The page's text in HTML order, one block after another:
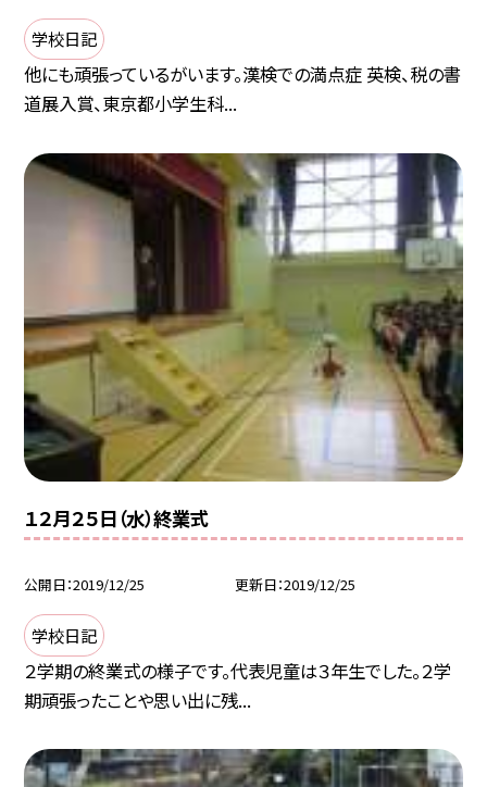
学校日記
他にも頑張っているがいます。漢検での満点症 英検、税の書
道展入賞、東京都小学生科...
１２月２５日（水）終業式
公開日 2019/12/25 更新日 2019/12/25
学校日記
２学期の終業式の様子です。代表児童は３年生でした。２学
期頑張ったことや思い出に残...